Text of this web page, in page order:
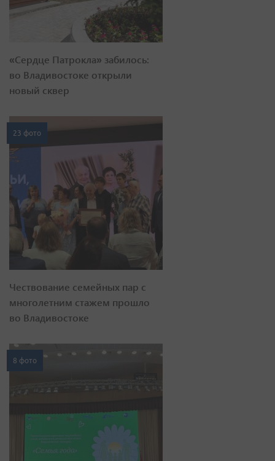
«Сердце Патрокла» забилось:
во Владивостоке открыли
новый сквер
23 фото
Чествование семейных пар с
многолетним стажем прошло
во Владивостоке
8 фото